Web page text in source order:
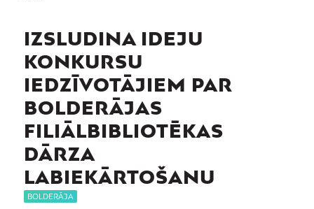
IZSLUDINA IDEJU
KONKURSU
IEDZĪVOTĀJIEM PAR
BOLDERĀJAS
FILIĀLBIBLIOTĒKAS
DĀRZA
LABIEKĀRTOŠANU
BOLDERĀJA